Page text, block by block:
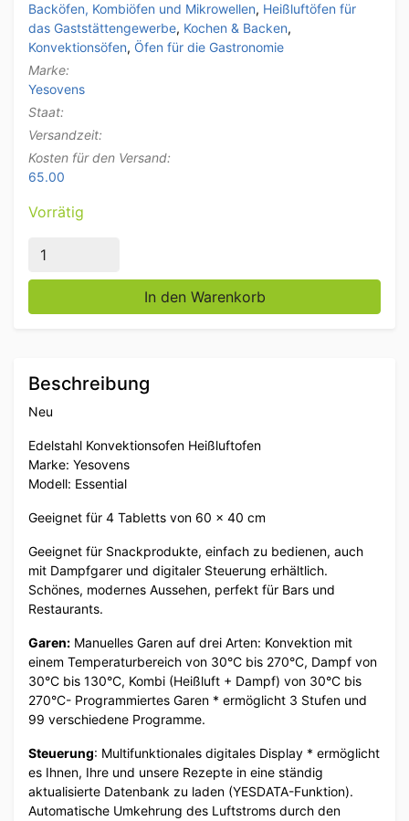
Backöfen, Kombiöfen und Mikrowellen, Heißluftöfen für
das Gaststättengewerbe, Kochen & Backen,
Konvektionsöfen, Öfen für die Gastronomie
Marke:
Yesovens
Staat:
Versandzeit:
Kosten für den Versand:
65.00
Vorrätig
Edelstahl Yesovens Essential Umluftofen
In den Warenkorb
Beschreibung
Neu
Edelstahl Konvektionsofen Heißluftofen
Marke: Yesovens
Modell: Essential
Geeignet für 4 Tabletts von 60 x 40 cm
Geeignet für Snackprodukte, einfach zu bedienen, auch
mit Dampfgarer und digitaler Steuerung erhältlich.
Schönes, modernes Aussehen, perfekt für Bars und
Restaurants.
Garen: Manuelles Garen auf drei Arten: Konvektion mit
einem Temperaturbereich von 30°C bis 270°C, Dampf von
30°C bis 130°C, Kombi (Heißluft + Dampf) von 30°C bis
270°C- Programmiertes Garen * ermöglicht 3 Stufen und
99 verschiedene Programme.
Steuerung: Multifunktionales digitales Display * ermöglicht
es Ihnen, Ihre und unsere Rezepte in eine ständig
aktualisierte Datenbank zu laden (YESDATA-Funktion).
Automatische Umkehrung des Luftstroms durch den